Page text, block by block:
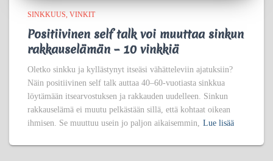
SINKKUUS VINKIT
Positiivinen self talk voi muuttaa sinkun
rakkauselämän – 10 vinkkiä
Oletko sinkku ja kyllästynyt itseäsi vähätteleviin ajatuksiin?
Näin positiivinen self talk auttaa 40–60-vuotiasta sinkkua
löytämään itsearvostuksen ja rakkauden uudelleen. Sinkun
rakkauselämä ei muutu pelkästään sillä, että kohtaat oikean
ihmisen. Se muuttuu usein jo paljon aikaisemmin, Lue lisää